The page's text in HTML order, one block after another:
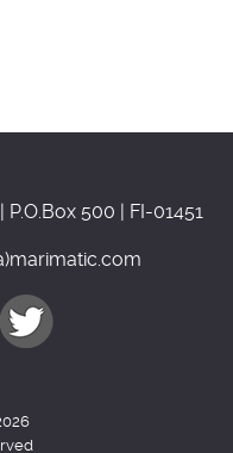
500 | FI-01451